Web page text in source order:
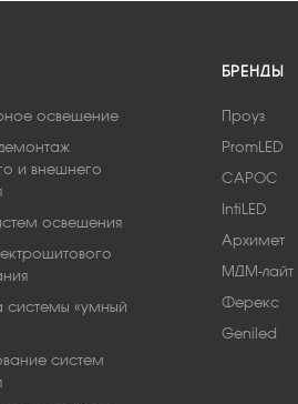
освещение
и внешнего
освещения
системы «умный
систем
БРЕНДЫ
Проуз
PromLED
САРОС
IntiLED
Архимет
МДМ-лайт
Ферекс
Geniled